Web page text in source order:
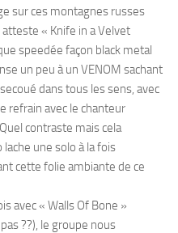
sur ces montagnes russes
« Knife in a Velvet
speedée façon black metal
un peu à un VENOM sachant
dans tous les sens, avec
refrain avec le chanteur
contraste mais cela
une solo à la fois
cette folie ambiante de ce
avec « Walls Of Bone »
??), le groupe nous